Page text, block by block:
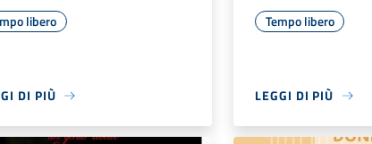
libero
DI PIÙ
Tempo libero
LEGGI DI PIÙ